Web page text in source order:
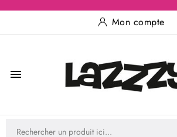
Mon compte
